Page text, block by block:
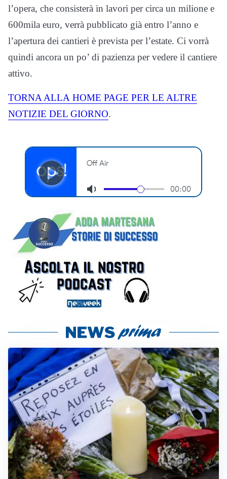
l’opera, che consisterà in lavori per circa un milione e
600mila euro, verrà pubblicato già entro l’anno e
l’apertura dei cantieri è prevista per l’estate. Ci vorrà
quindi ancora un po’ di pazienza per vedere il cantiere
attivo.
TORNA ALLA HOME PAGE PER LE ALTRE
NOTIZIE DEL GIORNO.